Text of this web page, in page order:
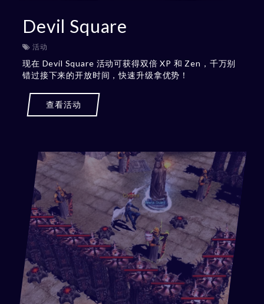
Devil Square
活动
现在 Devil Square 活动可获得双倍 XP 和 Zen，千万别
错过接下来的开放时间，快速升级拿优势！
查看活动